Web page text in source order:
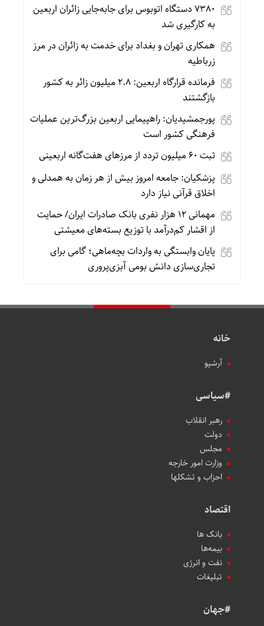
۷۳۸۰ دستگاه اتوبوس برای جابه‌جایی زائران اربعین
به‌ کارگیری شد
همکاری تهران و بغداد برای خدمت به زائران در مرز
زرباطیه
فرمانده قرارگاه اربعین: ۲.۸ میلیون زائر به کشور
بازگشتند
پورجمشیدیان: راهپیمایی اربعین بزرگ‌ترین عملیات
فرهنگی کشور است
ثبت ۶۰ میلیون تردد از مرزهای هفت‌گانه اربعینی
پزشکیان: جامعه امروز بیش از هر زمان به همدلی و
اخلاق قرآنی نیاز دارد
مهمانی ۱۲ هزار نفری بانک صادرات ایران/ حمایت
از اقشار کم‌درآمد با توزیع بسته‌های معیشتی
پایان وابستگی به واردات بچه‌ماهی؛ گامی برای
تجاری‌سازی دانش بومی آبزی‌پروری
خانه
آرشیو
#سیاسی
رهبر انقلاب
دولت
مجلس
وزارت امور خارجه
احزاب و تشکلها
اقتصاد
بانک ها
بیمه‌ها
نفت و انرژی
تبلیغات
#جهان